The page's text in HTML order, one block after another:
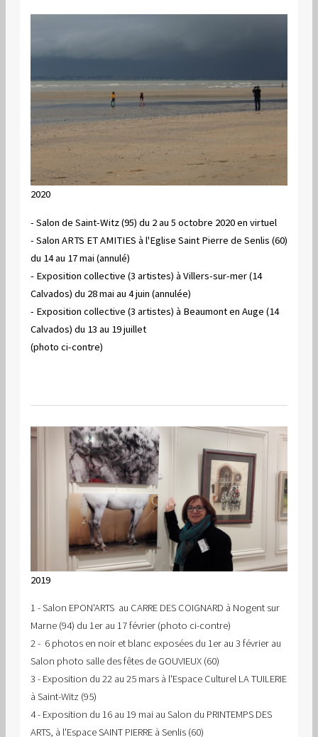
2020
- Salon de Saint-Witz (95) du 2 au 5 octobre 2020 en virtuel
- Salon ARTS ET AMITIES à l'Eglise Saint Pierre de Senlis (60)
du 14 au 17 mai (annulé)
- Exposition collective (3 artistes) à Villers-sur-mer (14
Calvados) du 28 mai au 4 juin (annulée)
- Exposition collective (3 artistes) à Beaumont en Auge (14
Calvados) du 13 au 19 juillet
(photo ci-contre)
2019
1 - Salon EPON'ARTS au CARRE DES COIGNARD à Nogent sur
Marne (94) du 1er au 17 février (photo ci-contre)
2 - 6 photos en noir et blanc exposées du 1er au 3 février au
Salon photo salle des fêtes de GOUVIEUX (60)
3 - Exposition du 22 au 25 mars à l'Espace Culturel LA TUILERIE
à Saint-Witz (95)
4 - Exposition du 16 au 19 mai au Salon du PRINTEMPS DES
ARTS, à l'Espace SAINT PIERRE à Senlis (60)